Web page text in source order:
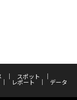
スポット
レポート データ